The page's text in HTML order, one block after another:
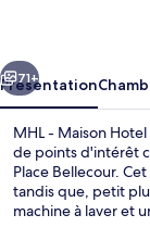
Lyon
Suivant
71+
Présentation
MHL - Maison
de points d'intérêt
Place Bellecour.
tandis que, petit
machine à laver et